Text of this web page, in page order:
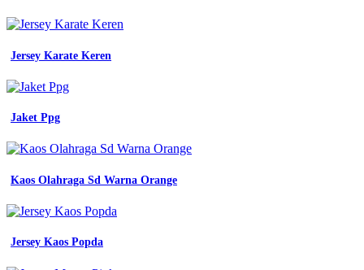
Jersey Karate Keren
Jaket Ppg
Kaos Olahraga Sd Warna Orange
Jersey Kaos Popda